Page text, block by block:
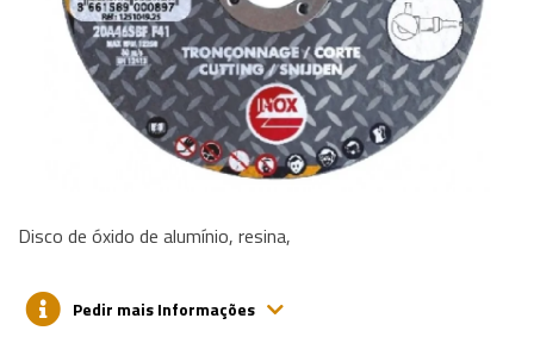
Disco de óxido de alumínio, resina,
Pedir mais Informações